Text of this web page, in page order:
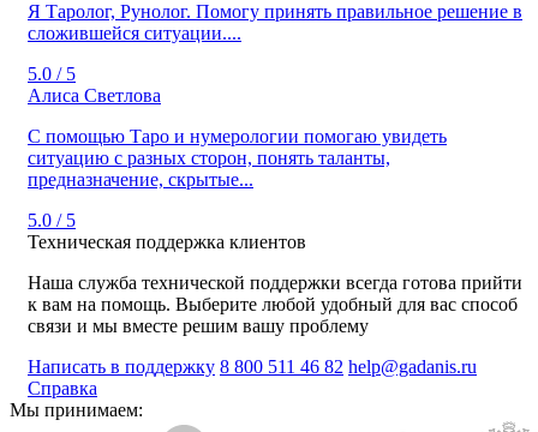
Я Таролог, Рунолог. Помогу принять правильное решение в
сложившейся ситуации....
5.0 / 5
Алиса Светлова
C помощью Таро и нумерологии помогаю увидеть
ситуацию с разных сторон, понять таланты,
предназначение, скрытые...
5.0 / 5
Техническая поддержка клиентов
Наша служба технической поддержки всегда готова прийти
к вам на помощь. Выберите любой удобный для вас способ
связи и мы вместе решим вашу проблему
Написать в поддержку 8 800 511 46 82 help@gadanis.ru
Справка
Мы принимаем: